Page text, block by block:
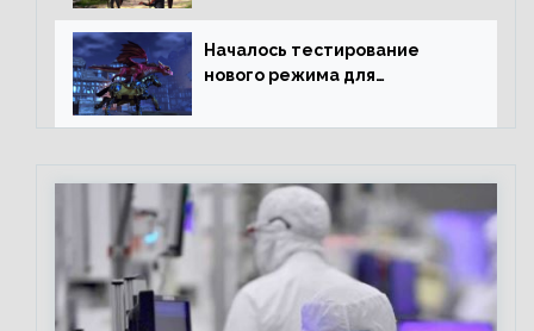
Началось тестирование
нового режима для
online